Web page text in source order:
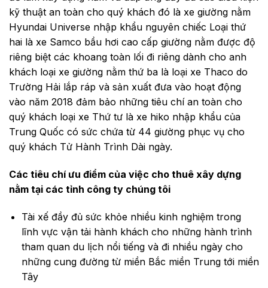
kỹ thuật an toàn cho quý khách đó là xe giường nằm
Hyundai Universe nhập khẩu nguyên chiếc Loại thứ
hai là xe Samco bầu hơi cao cấp giường nằm được độ
riêng biệt các khoang toàn lối đi riêng dành cho anh
khách loại xe giường nằm thứ ba là loại xe Thaco do
Trường Hải lắp ráp và sản xuất đưa vào hoạt động
vào năm 2018 đảm bảo những tiêu chí an toàn cho
quý khách loại xe Thứ tư là xe hiko nhập khẩu của
Trung Quốc có sức chứa từ 44 giường phục vụ cho
quý khách Tử Hành Trình Dài ngày.
Các tiêu chí ưu điểm của việc cho thuê xây dựng
nằm tại các tỉnh công ty chúng tôi
Tài xế đầy đủ sức khỏe nhiều kinh nghiệm trong
lĩnh vực vận tải hành khách cho những hành trình
tham quan du lịch nổi tiếng và đi nhiều ngày cho
những cung đường từ miền Bắc miền Trung tới miền
Tây